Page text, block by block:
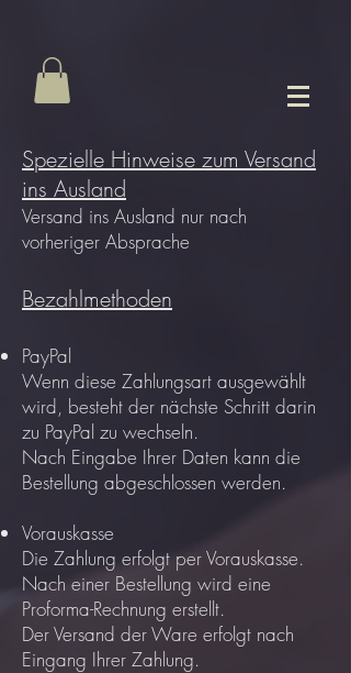
Spezielle Hinweise zum Versand
ins Ausland
Versand ins Ausland nur nach
vorheriger Absprache
Bezahlmethoden
PayPal
Wenn diese Zahlungsart ausgewählt
wird, besteht der nächste Schritt darin
zu PayPal zu wechseln.
Nach Eingabe Ihrer Daten kann die
Bestellung abgeschlossen werden.
Vorauskasse
Die Zahlung erfolgt per Vorauskasse.
Nach einer Bestellung wird eine
Proforma-Rechnung erstellt.
Der Versand der Ware erfolgt nach
Eingang Ihrer Zahlung.